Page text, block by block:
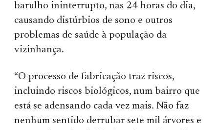
barulho ininterrupto, nas 24 horas do dia,
causando distúrbios de sono e outros
problemas de saúde à população da
vizinhança.
“O processo de fabricação traz riscos,
incluindo riscos biológicos, num bairro que
está se adensando cada vez mais. Não faz
nenhum sentido derrubar sete mil árvores e